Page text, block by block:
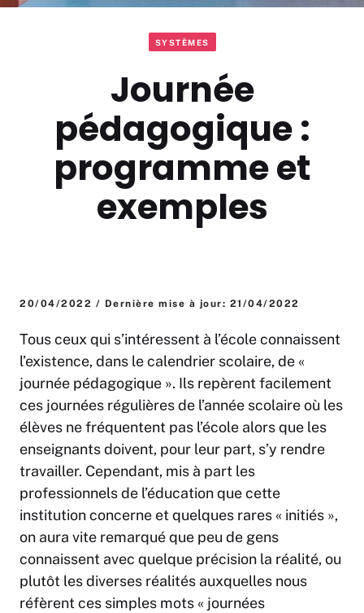
SYSTÈMES
Journée
pédagogique :
programme et
exemples
20/04/2022 / Dernière mise à jour: 21/04/2022
Tous ceux qui s’intéressent à l’école connaissent
l’existence, dans le calendrier scolaire, de «
journée pédagogique ». Ils repèrent facilement
ces journées régulières de l’année scolaire où les
élèves ne fréquentent pas l’école alors que les
enseignants doivent, pour leur part, s’y rendre
travailler. Cependant, mis à part les
professionnels de l’éducation que cette
institution concerne et quelques rares « initiés »,
on aura vite remarqué que peu de gens
connaissent avec quelque précision la réalité, ou
plutôt les diverses réalités auxquelles nous
réfèrent ces simples mots « journées